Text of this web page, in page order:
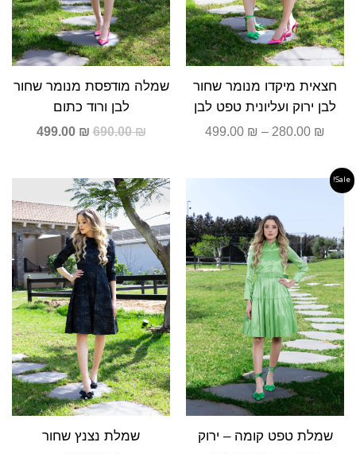
חצאית מיקדו מנומר שחור
לבן ירוק ועליונית טפט לבן
280.00 ₪
–
499.00 ₪
שמלה מודפסת מנומר שחור
לבן ורוד כתום
690.00₪
499.00 ₪
Sale!
שמלת טפט קומה – ירוק
היה:
590.00 ₪.
הנוכחי
הוא:
490.00 ₪.
שמלת נצנץ שחור